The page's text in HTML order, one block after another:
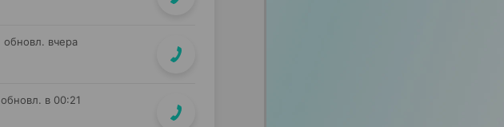
обновл. вчера
обновл. в 00:21